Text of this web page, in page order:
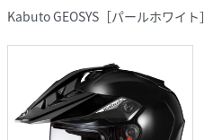
Kabuto GEOSYS［パールホワイト］